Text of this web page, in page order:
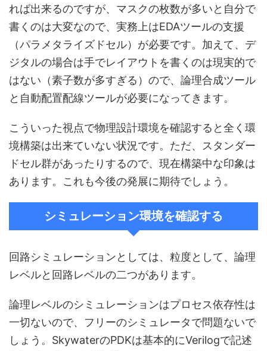
れば出来るのですが、マスクの枚数が多いと自分で
書くのは大変なので、実務上はEDAツールの支援
（パラメタライズドセル）が必要です。加えて、デ
ジタルの場合は手でレイアウトを書くのは現実的で
はない（素子数が多すぎる）ので、論理合成ツール
と自動配置配線ツールが必要になってきます。
こういった視点で物理設計環境を確認すると全く環
境構築は出来ていない状況です。ただ、スタンダー
ドセル群があったりするので、現在構築中な印象は
あります。これも今後の発展に期待でしょう。
シミュレーション環境を確認する
回路シミュレーションとしては、粒度として、論理
レベルと回路レベルの二つがあります。
論理レベルのシミュレーションはプロセス依存性は
一切ないので、フリーのシミュレータで問題ないで
しょう。SkywaterのPDKは基本的にVerilogで記述